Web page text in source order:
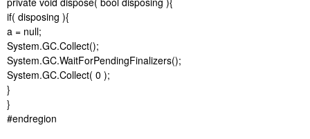
if( disposing ){
a = null;
System.GC.Collect();
System.GC.WaitForPendingFinalizers();
System.GC.Collect( 0 );
}
}
#endregion